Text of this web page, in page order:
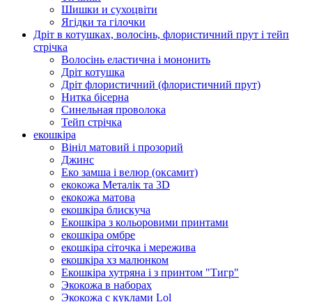
Шишки и сухоцвіти
Ягідки та гілочки
Дріт в котушках, волосінь, флористичний прут і тейп
стрічка
Волосінь еластична і мононить
Дріт котушка
Дріт флористичний (флористичний прут)
Нитка бісерна
Синельная проволока
Тейп стрічка
екошкіра
Вініл матовий і прозорий
Джинс
Еко замша і велюр (оксамит)
екокожа Металік та 3D
екокожа матова
екошкіра блискуча
Екошкіра з кольоровими принтами
екошкіра омбре
екошкіра сіточка і мережива
екошкіра хз малюнком
Екошкіра хутряна і з принтом "Тигр"
Экокожа в наборах
Экокожа с куклами Lol